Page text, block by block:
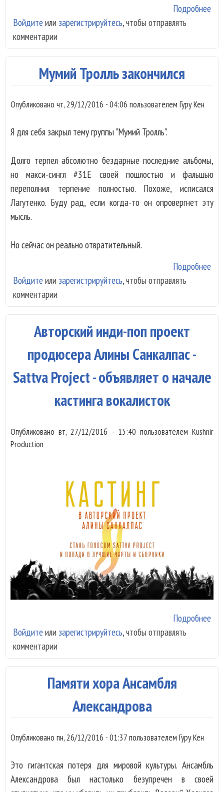
Подробнее
Войдите или зарегистрируйтесь, чтобы отправлять
комментарии
Мумий Тролль закончился
Опубликовано чт, 29/12/2016 - 04:06 пользователем Гуру Кен
Я для себя закрыл тему группы "Мумий Тролль".
Долго терпел абсолютно бездарные последние альбомы,
но макси-сингл #31Е своей пошлостью и фальшью
переполнил терпение полностью. Похоже, исписался
Лагутенко. Буду рад, если когда-то он опровергнет эту
мысль.
Но сейчас он реально отвратительный.
Подробнее
Войдите или зарегистрируйтесь, чтобы отправлять
комментарии
Авторский инди-поп проект
продюсера Алины Санкалпас -
Sattva Project - объявляет о начале
кастинга вокалисток
Опубликовановт, 27/12/2016 - 15:40 пользователемKushnir
Production
Подробнее
Войдите или зарегистрируйтесь, чтобы отправлять
комментарии
Памяти хора Ансамбля
Александрова
Опубликовано пн, 26/12/2016 - 01:37пользователем Гуру Кен
Это гигантская потеря для мировой культуры. Ансамбль
Александрова был настолько безупречен в своей